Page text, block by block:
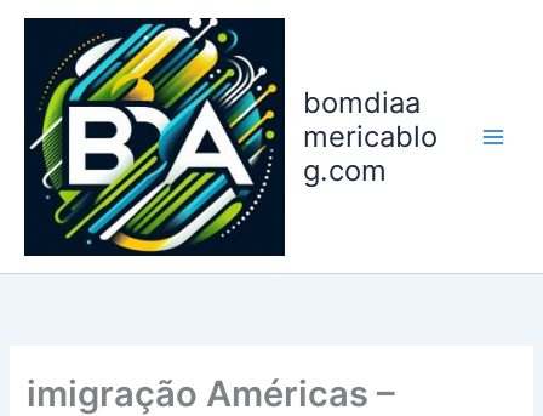
conteúdo
bomdiaa
mericablo
g.com
imigração Américas –